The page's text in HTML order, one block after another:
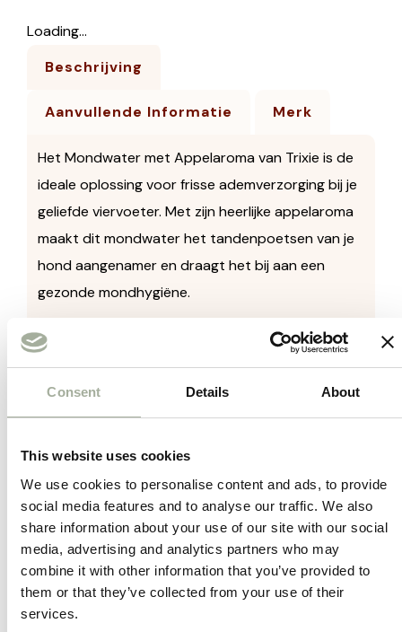
Consent Details About
This website uses cookies
We use cookies to personalise content and ads, to provide
social media features and to analyse our traffic. We also
share information about your use of our site with our social
media, advertising and analytics partners who may
combine it with other information that you’ve provided to
them or that they’ve collected from your use of their
services.
Loading...
Beschrijving
Aanvullende Informatie Merk
Het Mondwater met Appelaroma van Trixie is de
ideale oplossing voor frisse ademverzorging bij je
geliefde viervoeter. Met zijn heerlijke appelaroma
maakt dit mondwater het tandenpoetsen van je
hond aangenamer en draagt het bij aan een
gezonde mondhygiëne.
Het mondwater neutraliseert
langdurige, frisse adem bij je hond.
Tandvleesverzorging:Het helpt bij het
het tandvlees en de tanden.
Makkelijk te Gebruiken:Giet eenvoudig
een kleine hoeveelheid mondwater in het
drinkwater van je hond. Er is geen extra
poetsen of spoelen nodig.